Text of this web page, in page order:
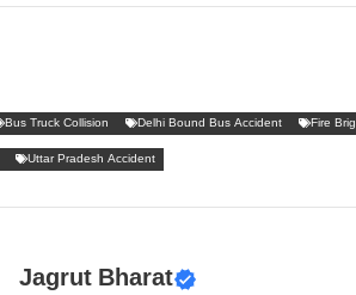
Bus Truck Collision Delhi Bound Bus Accident Fire
Uttar Pradesh Accident
Jagrut Bharat